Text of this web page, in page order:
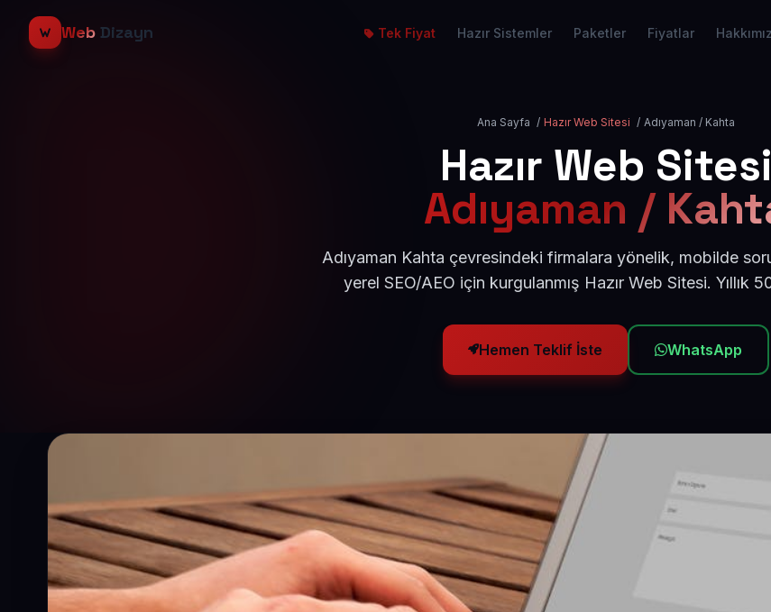
Web Dizayn Tek Fiyat Hazır Sistemler Paketler Fiyatlar
Ana Sayfa / Hazır Web Sitesi / Adıyaman / Kahta
Hazır Web Sitesi
Adıyaman /
Adıyaman Kahta çevresindeki firmalara yönelik, mobilde
yerel SEO/AEO için kurgulanmış Hazır Web Sitesi. Yıllık
Hemen Teklif İste WhatsApp